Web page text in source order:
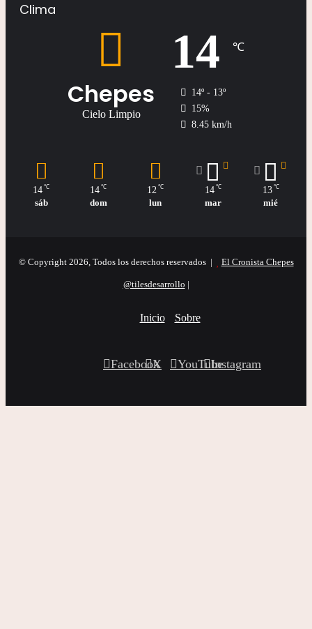
Clima
Chepes
Cielo Limpio
14 ℃
14º - 13º
15%
8.45 km/h
14 ℃
sáb
14 ℃
dom
12 ℃
lun
14 ℃
mar
13 ℃
mié
© Copyright 2026, Todos los derechos reservados | El Cronista Chepes
@tilesdesarrollo |
Inicio Sobre
Facebook
X YouTubeInstagram